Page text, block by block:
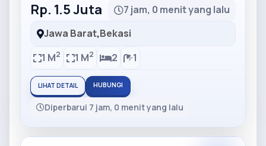
Rp. 1.5 Juta
7 jam, 0 menit yang lalu
Jawa Barat,Bekasi
1 M2 1 M2 2 1
LIHAT DETAIL HUBUNGI
Diperbarui 7 jam, 0 menit yang lalu